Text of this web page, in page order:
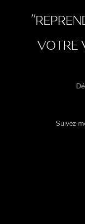
"
VOTRE
Suivez-